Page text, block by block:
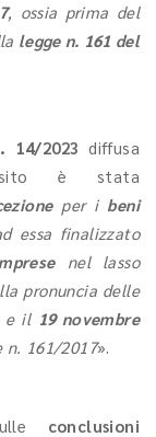
, ossia prima del
legge n. 161 del
14/2023 diffusa
è stata
per i beni
essa finalizzato
nel lasso
pronuncia delle
e il 19 novembre
161/2017».
conclusioni